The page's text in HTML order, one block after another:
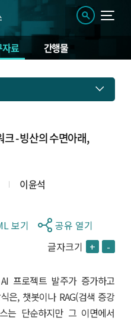
료 간행물
- 빙산의 수면아래,
이윤석
보기
공유 열기
글자크기 + -
프로젝트 발주가 증가하고
은, 챗봇이나 RAG(검색 증강
는 단순하지만 그 이면에서